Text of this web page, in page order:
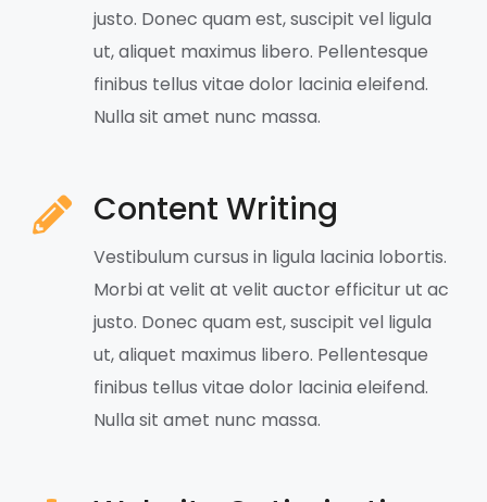
justo. Donec quam est, suscipit vel ligula
ut, aliquet maximus libero. Pellentesque
finibus tellus vitae dolor lacinia eleifend.
Nulla sit amet nunc massa.
Content Writing
Vestibulum cursus in ligula lacinia lobortis.
Morbi at velit at velit auctor efficitur ut ac
justo. Donec quam est, suscipit vel ligula
ut, aliquet maximus libero. Pellentesque
finibus tellus vitae dolor lacinia eleifend.
Nulla sit amet nunc massa.